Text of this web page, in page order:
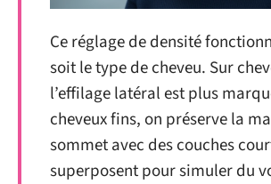
Ce réglage de densité
soit le type de cheveu. Sur
l’effilage latéral est plus
cheveux fins, on préserve la
sommet avec des couches
superposent pour simuler du